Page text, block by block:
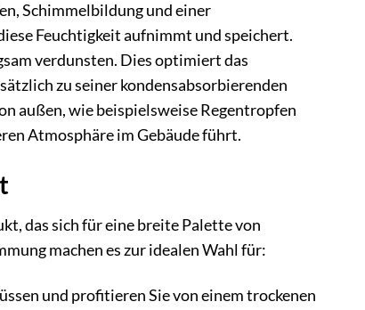
Schimmelbildung und einer
Feuchtigkeit aufnimmt und speichert.
verdunsten. Dies optimiert das
zu seiner kondensabsorbierenden
außen, wie beispielsweise Regentropfen
Atmosphäre im Gebäude führt.
das sich für eine breite Palette von
machen es zur idealen Wahl für:
und profitieren Sie von einem trockenen